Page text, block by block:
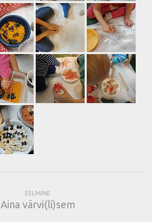
EELMINE
Aina värvi(li)sem